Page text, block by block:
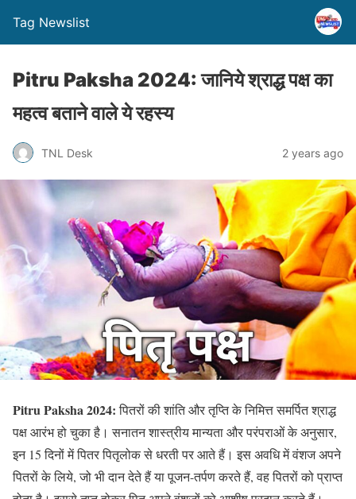
Tag Newslist
Pitru Paksha 2024: जानिये श्राद्ध पक्ष का
महत्व बताने वाले ये रहस्य
TNL Desk 2 years ago
Pitru Paksha 2024:पितरों की शांति और तृप्ति के निमित्त समर्पित श्राद्ध
पक्ष आरंभ हो चुका है। सनातन शास्त्रीय मान्यता और परंपराओं के अनुसार,
इन 15 दिनों में पितर पितृलोक से धरती पर आते हैं। इस अवधि में वंशज अपने
पितरों के लिये, जो भी दान देते हैं या पूजन-तर्पण करते हैं, वह पितरों को प्राप्त